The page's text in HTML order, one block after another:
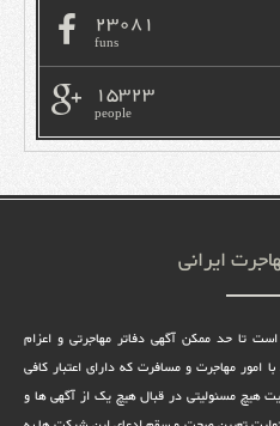
23081
funs
15323
people
ایرانی
تا حد ممکن آگهی دفاتر مهاجرتی و اعزام
امور مهاجرت و مسافرت که دارای اعتبار کافی
هیچ مسئولیتی در قبال هیچ یک از آگهی ها و